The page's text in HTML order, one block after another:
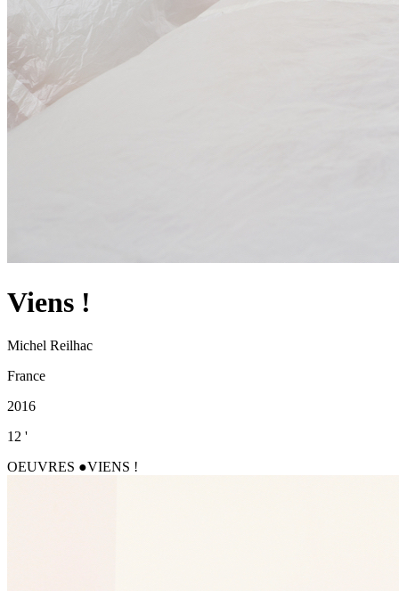
Viens !
Michel Reilhac
France
2016
12 '
OEUVRES
VIENS !